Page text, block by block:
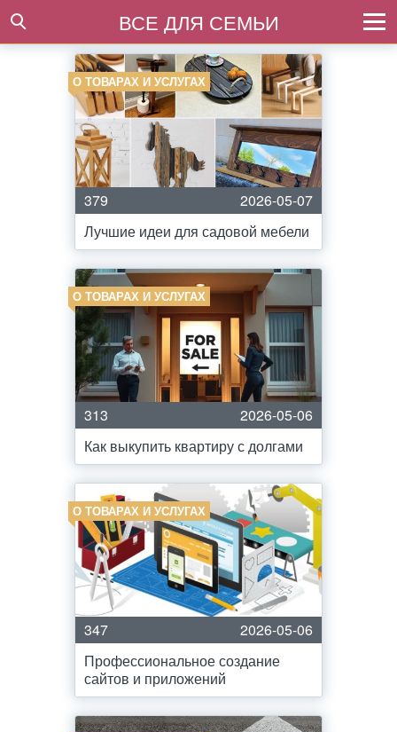
ВСЕ ДЛЯ СЕМЬИ
О ТОВАРАХ И УСЛУГАХ
379
2026-05-07
Лучшие идеи для садовой мебели
О ТОВАРАХ И УСЛУГАХ
313
2026-05-06
Как выкупить квартиру с долгами
О ТОВАРАХ И УСЛУГАХ
347
2026-05-06
Профессиональное создание
сайтов и приложений